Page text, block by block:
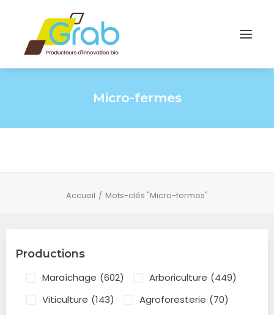
Micro-fermes
Accueil Mots-clés "Micro-fermes"
Productions
Maraîchage (602) Arboriculture (449)
Viticulture (143) Agroforesterie (70)